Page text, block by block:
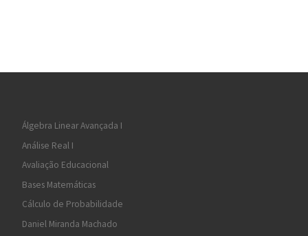
Álgebra Linear Avançada I
Análise Real I
Avaliação Educacional
Bases Matemáticas
Cálculo de Probabilidade
Daniel Miranda Machado